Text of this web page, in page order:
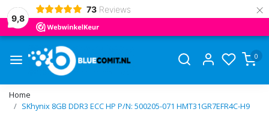
9,8
73 Reviews ×
0
Home
SKhynix 8GB DDR3 ECC HP P/N: 500205-071 HMT31GR7EFR4C-H9